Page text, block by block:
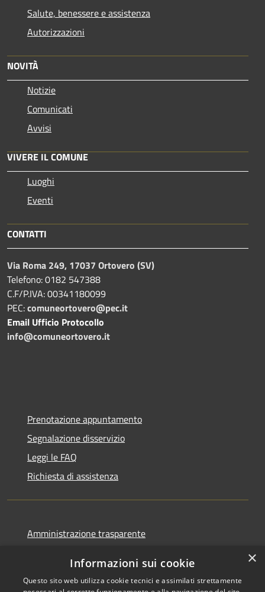
Salute, benessere e assistenza
Autorizzazioni
NOVITÀ
Notizie
Comunicati
Avvisi
VIVERE IL COMUNE
Luoghi
Eventi
CONTATTI
Via Roma 249, 17037 Ortovero (SV)
Telefono: 0182 547388
C.F/P.IVA: 00341180099
PEC:comuneortovero@pec.it
Email Ufficio Protocollo
info@comuneortovero.it
Prenotazione appuntamento
Segnalazione disservizio
Leggi le FAQ
Richiesta di assistenza
Amministrazione trasparente
×
Informazioni sui cookie
Questo sito web utilizza cookie tecnici e assimilati strettamente